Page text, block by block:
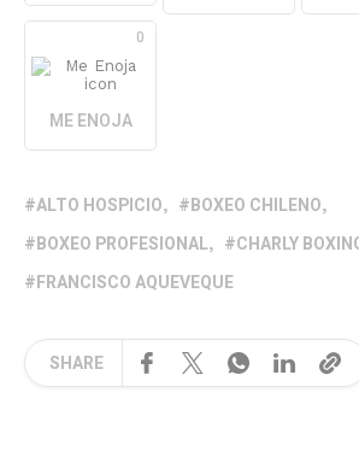
0
ME ENOJA
ALTO HOSPICIO
BOXEO CHILENO
BOXEO PROFESIONAL
CHARLY
FRANCISCO AQUEVEQUE
SHARE